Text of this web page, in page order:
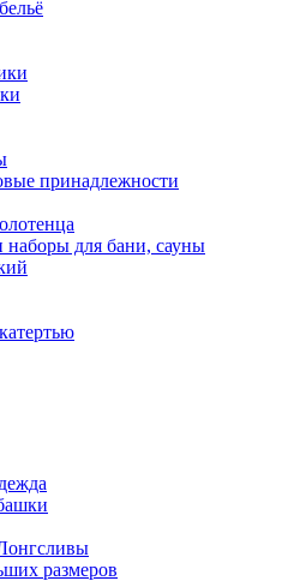
принадлежности
наборы для бани, сауны
размеров